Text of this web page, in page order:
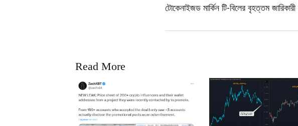
টোকেনাইজড মার্কিন টি-বিলের বৃহত্তম
Read More